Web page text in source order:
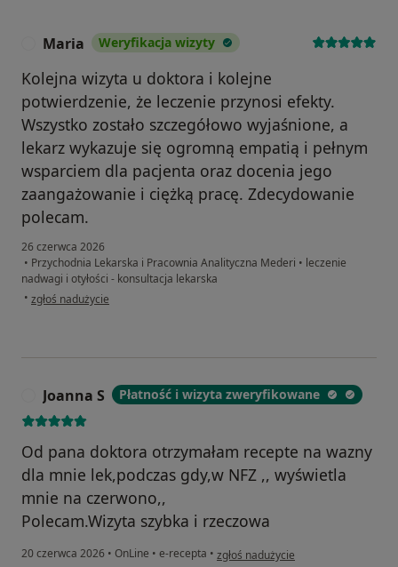
Maria Weryfikacja wizyty
Kolejna wizyta u doktora i kolejne
potwierdzenie, że leczenie przynosi efekty.
Wszystko zostało szczegółowo wyjaśnione, a
lekarz wykazuje się ogromną empatią i pełnym
wsparciem dla pacjenta oraz docenia jego
zaangażowanie i ciężką pracę. Zdecydowanie
polecam.
26 czerwca 2026
• Przychodnia Lekarska i Pracownia Analityczna Mederi • leczenie
nadwagi i otyłości - konsultacja lekarska
• w opinii użytkownika Maria
zgłoś nadużycie
Joanna S Płatność i wizyta zweryfikowane
Od pana doktora otrzymałam recepte na wazny
dla mnie lek,podczas gdy,w NFZ ,, wyświetla
mnie na czerwono,,
Polecam.Wizyta szybka i rzeczowa
20 czerwca 2026 • OnLine • e-recepta • w opinii użytkownika Joanna S
zgłoś nadużycie